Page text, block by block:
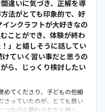
す。キュレオとは直接関係な
生向けの出席カード制度があ
ンプが貯まり、一定数集まる
ため、子どもも毎回楽しみに
りません。通い始めてから困
ます。上記でお話したとお
の取り組みなど、総合的に満
り、成長を実感できる点が何
して続けられればと思って
違いに気づき、正解を導
法がとても印象的で、好
ンクラフトが大好きなの
ことができ、体験が終わ
」と嬉しそうに話してい
ていく習い事だと思うの
ら、じっくり検討したい
めてくださり、子どもの些細
さっていたのが、とても良い
ながる関わり方だと感じ、